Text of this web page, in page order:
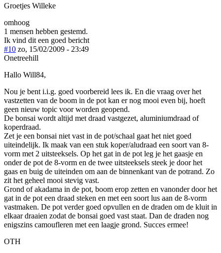
Groetjes Willeke
omhoog
1 mensen hebben gestemd.
Ik vind dit een goed bericht
#10 zo, 15/02/2009 - 23:49
Onetreehill
Hallo Will84,
Nou je bent i.i.g. goed voorbereid lees ik. En die vraag over het
vastzetten van de boom in de pot kan er nog mooi even bij, hoeft
geen nieuw topic voor worden geopend.
De bonsai wordt altijd met draad vastgezet, aluminiumdraad of
koperdraad.
Zet je een bonsai niet vast in de pot/schaal gaat het niet goed
uiteindelijk. Ik maak van een stuk koper/aludraad een soort van 8-
vorm met 2 uitsteeksels. Op het gat in de pot leg je het gaasje en
onder de pot de 8-vorm en de twee uitsteeksels steek je door het
gaas en buig de uiteinden om aan de binnenkant van de potrand. Zo
zit het geheel mooi stevig vast.
Grond of akadama in de pot, boom erop zetten en vanonder door het
gat in de pot een draad steken en met een soort lus aan de 8-vorm
vastmaken. De pot verder goed opvullen en de draden om de kluit in
elkaar draaien zodat de bonsai goed vast staat. Dan de draden nog
enigszins camoufleren met een laagje grond. Succes ermee!
OTH